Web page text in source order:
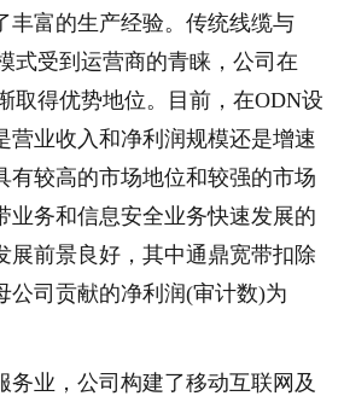
丰富的生产经验。传统线缆与
式受到运营商的青睐，公司在
取得优势地位。目前，在ODN设
营业收入和净利润规模还是增速
有较高的市场地位和较强的市场
业务和信息安全业务快速发展的
展前景良好，其中通鼎宽带扣除
公司贡献的净利润(审计数)为
业，公司构建了移动互联网及